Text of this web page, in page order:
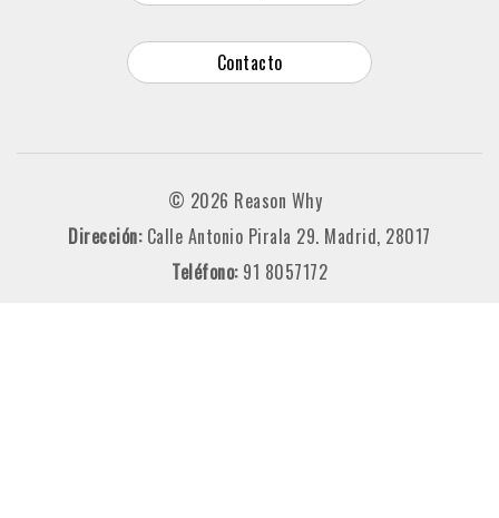
Contacto
© 2026 Reason Why
Dirección: Calle Antonio Pirala 29. Madrid, 28017
Teléfono: 91 8057172